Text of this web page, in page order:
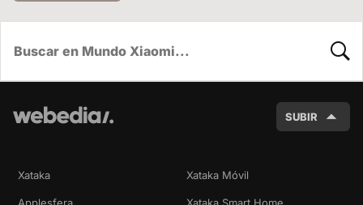
SUBIR
Xataka Xataka Móvil